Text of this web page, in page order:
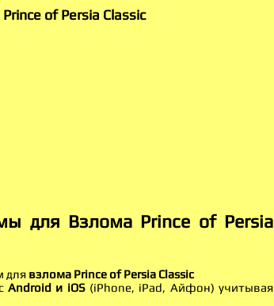
of Persia Classic
для Взлома Prince of Persia
для взлома Prince of Persia Classic
Android и iOS(iPhone, iPad, Айфон) учитывая